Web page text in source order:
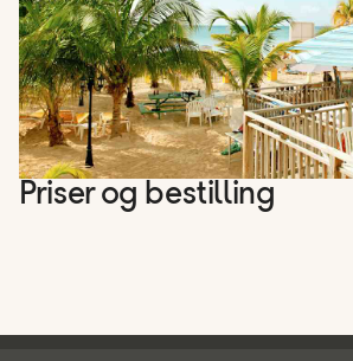
Vis billeder
Priser og bestilling